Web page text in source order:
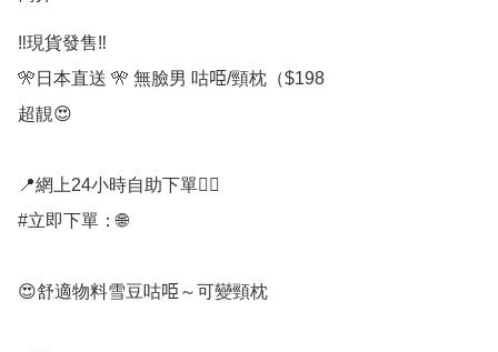
‼️現貨發售‼️
🎌日本直送 🎌 無臉男 咕𠱸/頸枕（$198
超靚😍
📍網上24小時自助下單👍🏻
#立即下單：🌐
😍舒適物料雪豆咕𠱸～可變頸枕